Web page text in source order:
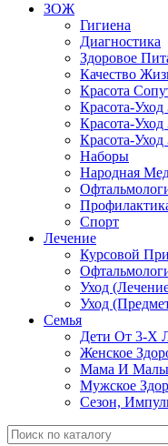
ЗОЖ
Гигиена
Диагностика
Здоровое
Качество
Красота
Красота-
Красота-
Красота-Уход
Наборы
Народная
Спорт
Лечение
Курсовой
Уход
Уход
Семья
Дети От 3-Х
Женское
Мама И
Мужское
Сезон,